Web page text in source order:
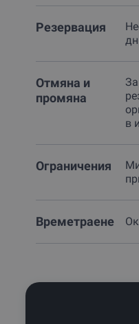
Резервация
Отмяна и
промяна
в
Ограничения
Времетраене